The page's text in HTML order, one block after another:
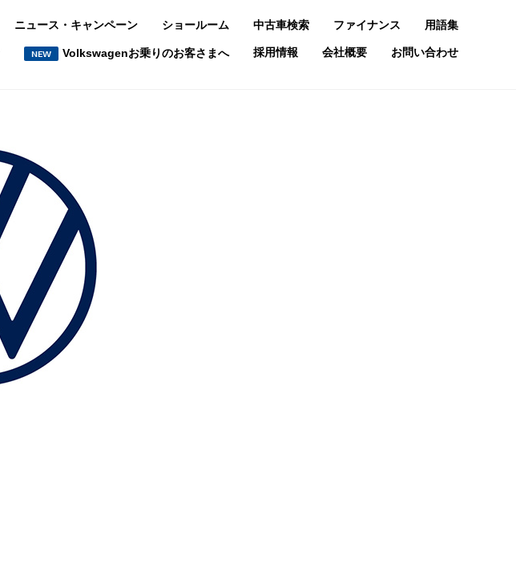
ニュース・キャンペーン ショールーム 中古車検索 ファイナンス 用語集
NEW Volkswagenお乗りのお客さまへ 採用情報 会社概要 お問い合わせ